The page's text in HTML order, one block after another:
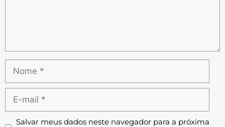
Salvar meus dados neste navegador para a próxima